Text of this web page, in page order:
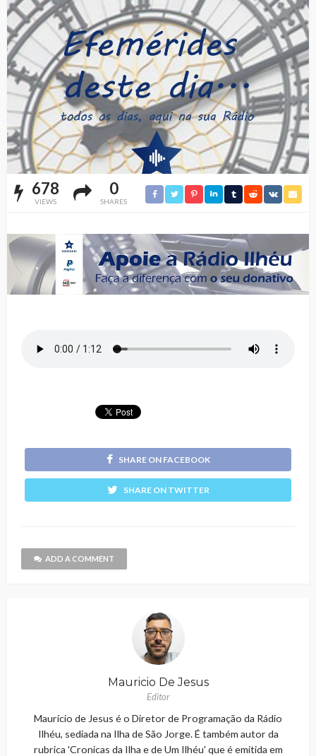
678
VIEWS
0
SHARES
SHARE ON FACEBOOK
SHARE ON TWITTER
ADD A COMMENT
Mauricio De Jesus
Editor
Maurício de Jesus é o Diretor de Programação da Rádio
Ilhéu, sediada na Ilha de São Jorge. É também autor da
rubrica 'Cronicas da Ilha e de Um Ilhéu' que é emitida em